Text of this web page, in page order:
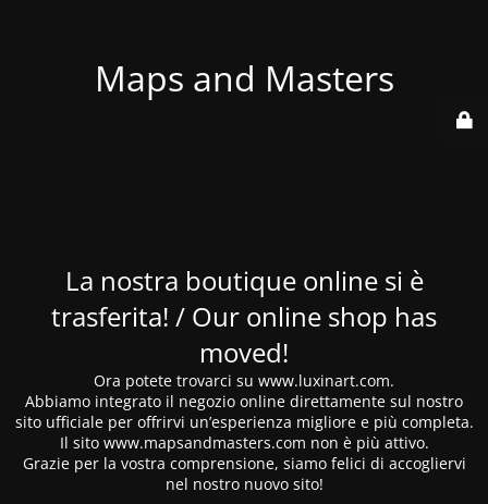
Maps and Masters
La nostra boutique online si è
trasferita! / Our online shop has
moved!
Ora potete trovarci su www.luxinart.com.
Abbiamo integrato il negozio online direttamente sul nostro
sito ufficiale per offrirvi un’esperienza migliore e più completa.
Il sito www.mapsandmasters.com non è più attivo.
Grazie per la vostra comprensione, siamo felici di accogliervi
nel nostro nuovo sito!